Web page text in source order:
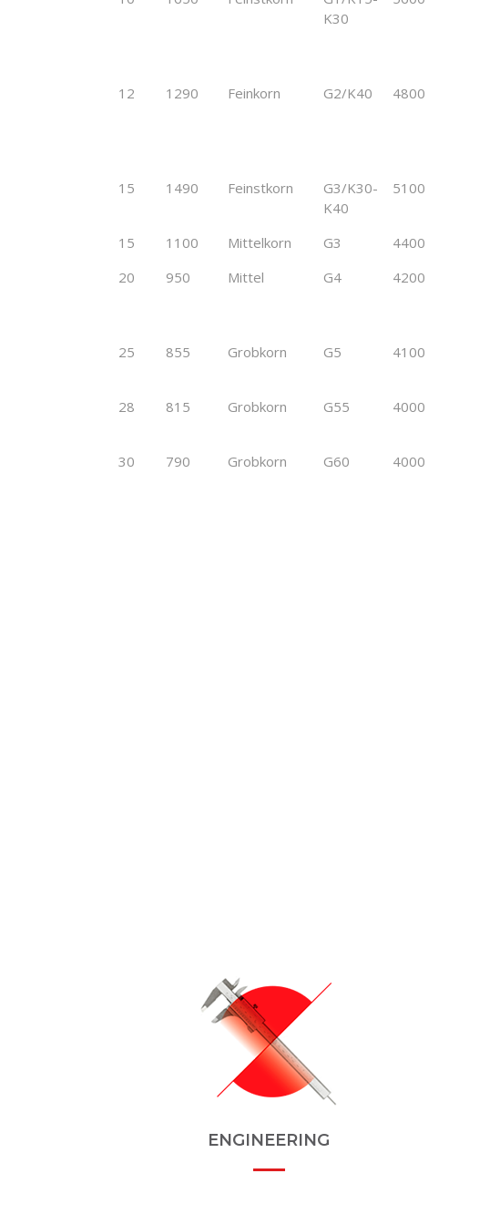
K30
12
1290 Feinkorn G2/K40 4800
15
1490 Feinstkorn
G3/K30-
K40
5100
15 1100 Mittelkorn G3 4400
20
950 Mittel G4 4200
25
855 Grobkorn G5 4100
28
815 Grobkorn G55 4000
30
790 Grobkorn G60 4000
ENGINEERING